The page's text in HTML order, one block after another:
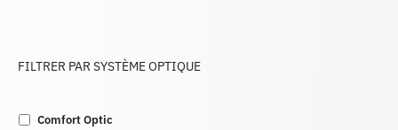
FILTRER PAR SYSTÈME OPTIQUE
Comfort Optic